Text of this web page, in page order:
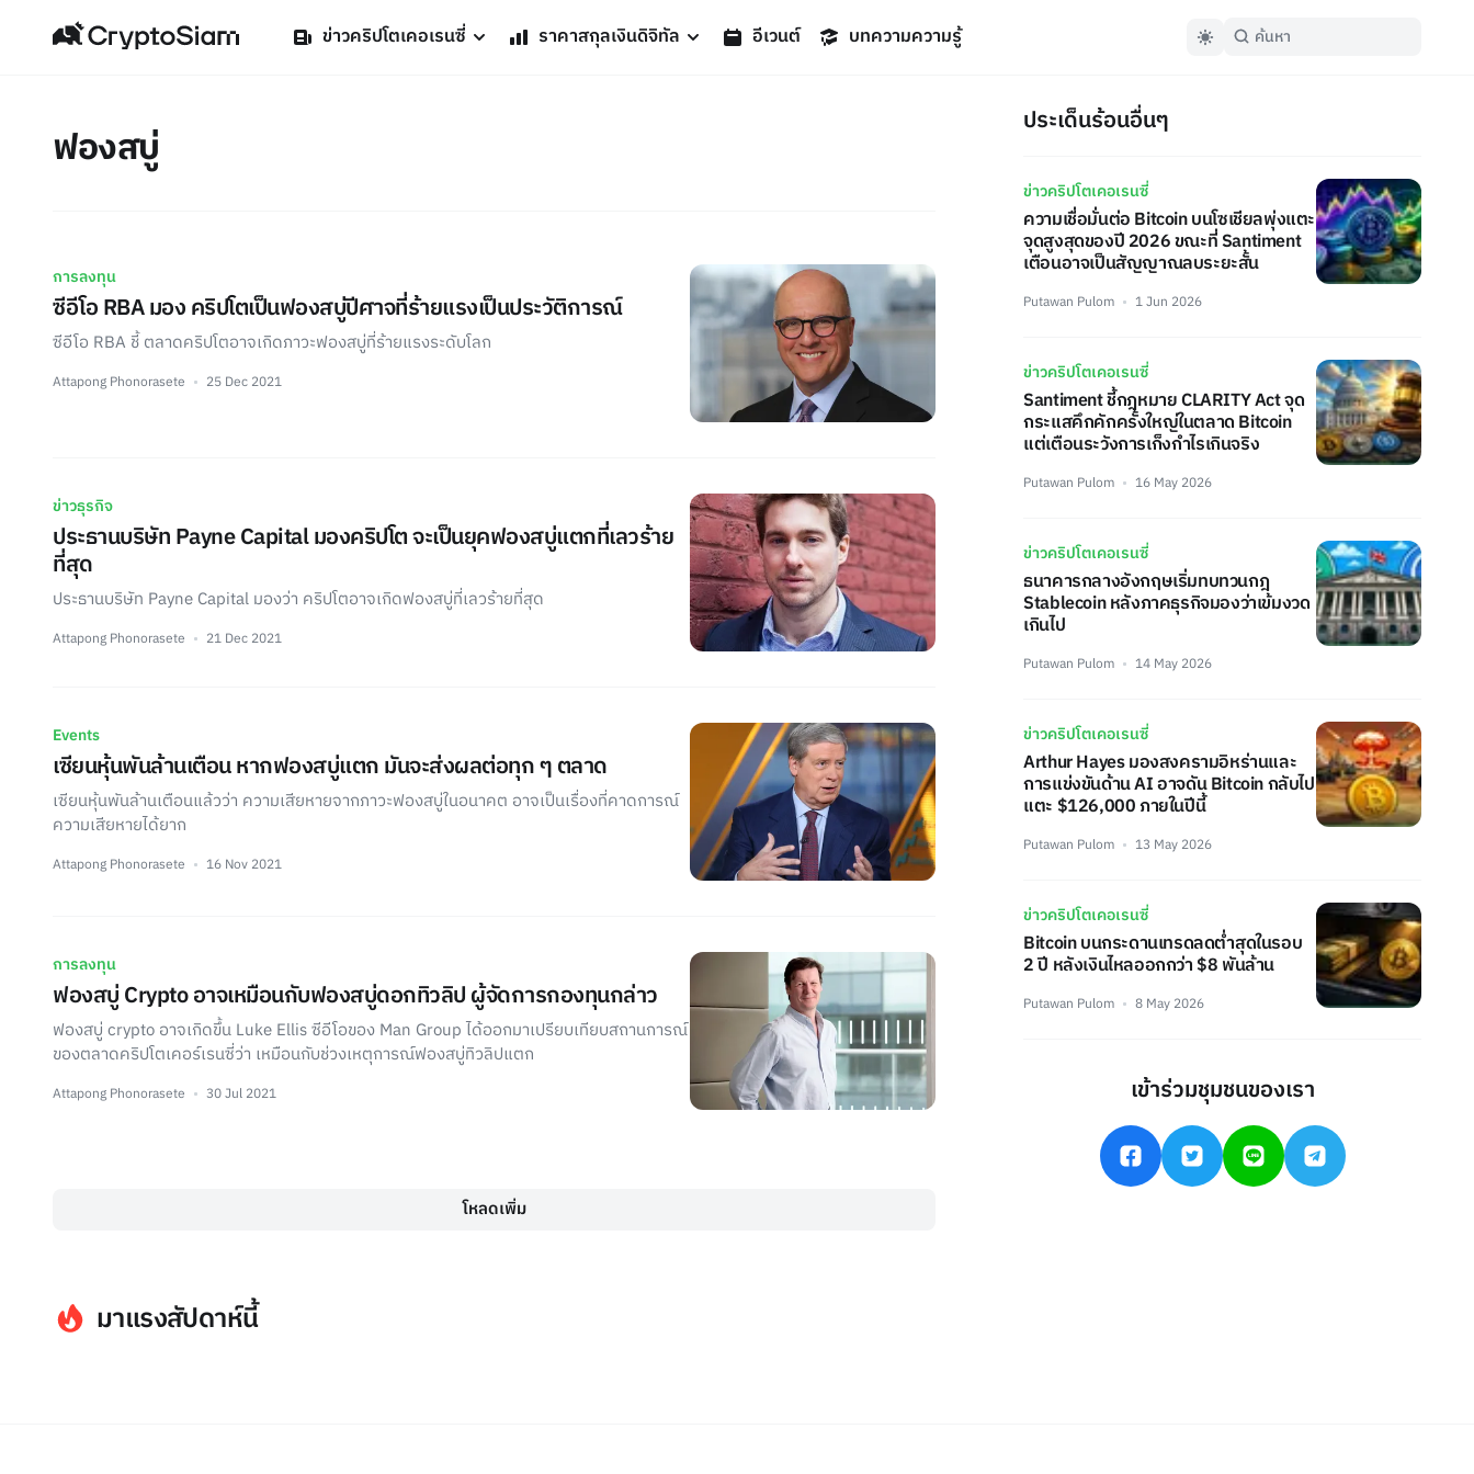
ข่าวคริปโตเคอเรนซี่ ราคาสกุลเงินดิจิทัล อีเวนต์ บทความความรู้
ฟองสบู่
การลงทุน
ซีอีโอ RBA มอง คริปโตเป็นฟองสบู่ปีศาจที่ร้ายแรงเป็นประวัติการณ์
ซีอีโอ RBA ชี้ ตลาดคริปโตอาจเกิดภาวะฟองสบู่ที่ร้ายแรงระดับโลก
Attapong Phonorasete 25 Dec 2021
ข่าวธุรกิจ
ประธานบริษัท Payne Capital มองคริปโต จะเป็นยุคฟองสบู่แตกที่เลวร้าย
ที่สุด
ประธานบริษัท Payne Capital มองว่า คริปโตอาจเกิดฟองสบู่ที่เลวร้ายที่สุด
Attapong Phonorasete 21 Dec 2021
Events
เซียนหุ้นพันล้านเตือน หากฟองสบู่แตก มันจะส่งผลต่อทุก ๆ ตลาด
เซียนหุ้นพันล้านเตือนแล้วว่า ความเสียหายจากภาวะฟองสบู่ในอนาคต อาจเป็นเรื่องที่คาดการณ์
ความเสียหายได้ยาก
Attapong Phonorasete 16 Nov 2021
การลงทุน
ฟองสบู่ Crypto อาจเหมือนกับฟองสบู่ดอกทิวลิป ผู้จัดการกองทุนกล่าว
ฟองสบู่ crypto อาจเกิดขึ้น Luke Ellis ซีอีโอของ Man Group ได้ออกมาเปรียบเทียบสถานการณ์
ของตลาดคริปโตเคอร์เรนซี่ว่า เหมือนกับช่วงเหตุการณ์ฟองสบู่ทิวลิปแตก
Attapong Phonorasete 30 Jul 2021
โหลดเพิ่ม
ประเด็นร้อนอื่นๆ
ข่าวคริปโตเคอเรนซี่
ความเชื่อมั่นต่อ Bitcoin บนโซเชียลพุ่งแตะ
จุดสูงสุดของปี 2026 ขณะที่ Santiment
เตือนอาจเป็นสัญญาณลบระยะสั้น
Putawan Pulom 1 Jun 2026
ข่าวคริปโตเคอเรนซี่
Santiment ชี้กฎหมาย CLARITY Act จุด
กระแสคึกคักครั้งใหญ่ในตลาด Bitcoin
แต่เตือนระวังการเก็งกำไรเกินจริง
Putawan Pulom 16 May 2026
ข่าวคริปโตเคอเรนซี่
ธนาคารกลางอังกฤษเริ่มทบทวนกฎ
Stablecoin หลังภาคธุรกิจมองว่าเข้มงวด
เกินไป
Putawan Pulom 14 May 2026
ข่าวคริปโตเคอเรนซี่
Arthur Hayes มองสงครามอิหร่านและ
การแข่งขันด้าน AI อาจดัน Bitcoin กลับไป
แตะ $126,000 ภายในปีนี้
Putawan Pulom 13 May 2026
ข่าวคริปโตเคอเรนซี่
Bitcoin บนกระดานเทรดลดต่ำสุดในรอบ
2 ปี หลังเงินไหลออกกว่า $8 พันล้าน
Putawan Pulom 8 May 2026
เข้าร่วมชุมชนของเรา
มาแรงสัปดาห์นี้